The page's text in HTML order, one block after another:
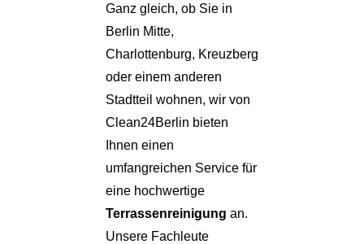
Ganz gleich, ob Sie in
Berlin Mitte,
Charlottenburg, Kreuzberg
oder einem anderen
Stadtteil wohnen, wir von
Clean24Berlin bieten
Ihnen einen
umfangreichen Service für
eine hochwertige
Terrassenreinigung an.
Unsere Fachleute